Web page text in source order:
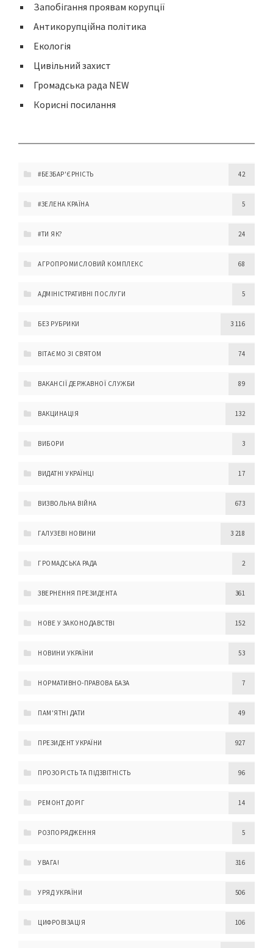
Запобігання проявам корупції
Антикорупційна політика
Екологія
Цивільний захист
Громадська рада NEW
Корисні посилання
#БЕЗБАР'ЄРНІСТЬ 42
#ЗЕЛЕНА КРАЇНА 5
#ТИ ЯК? 24
АГРОПРОМИСЛОВИЙ КОМПЛЕКС 68
АДМІНІСТРАТИВНІ ПОСЛУГИ 5
БЕЗ РУБРИКИ 3 116
ВІТАЄМО ЗІ СВЯТОМ 74
ВАКАНСІЇ ДЕРЖАВНОЇ СЛУЖБИ 89
ВАКЦИНАЦІЯ 132
ВИБОРИ 3
ВИДАТНІ УКРАЇНЦІ 17
ВИЗВОЛЬНА ВІЙНА 673
ГАЛУЗЕВІ НОВИНИ 3 218
ГРОМАДСЬКА РАДА 2
ЗВЕРНЕННЯ ПРЕЗИДЕНТА 361
НОВЕ У ЗАКОНОДАВСТВІ 152
НОВИНИ УКРАЇНИ 53
НОРМАТИВНО-ПРАВОВА БАЗА 7
ПАМ'ЯТНІ ДАТИ 49
ПРЕЗИДЕНТ УКРАЇНИ 927
ПРОЗОРІСТЬ ТА ПІДЗВІТНІСТЬ 96
РЕМОНТ ДОРІГ 14
РОЗПОРЯДЖЕННЯ 5
УВАГА! 316
УРЯД УКРАЇНИ 506
ЦИФРОВІЗАЦІЯ 106